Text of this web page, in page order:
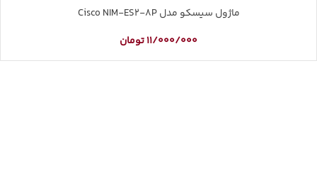
ماژول سیسکو مدل Cisco NIM-ES2-8P
11/000/000تومان